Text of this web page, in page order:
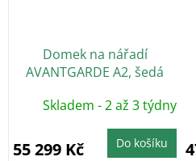
Domek na nářadí
AVANTGARDE A2, šedá
Skladem - 2 až 3 týdny
55 299 Kč Do košíku